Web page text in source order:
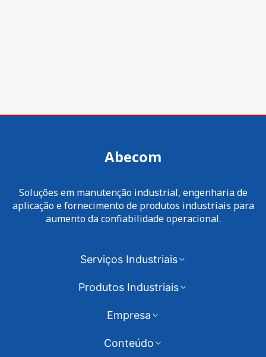
Abecom
Soluções em manutenção industrial, engenharia de
aplicação e fornecimento de produtos industriais para
aumento da confiabilidade operacional.
Serviços Industriais
Produtos Industriais
Empresa
Conteúdo